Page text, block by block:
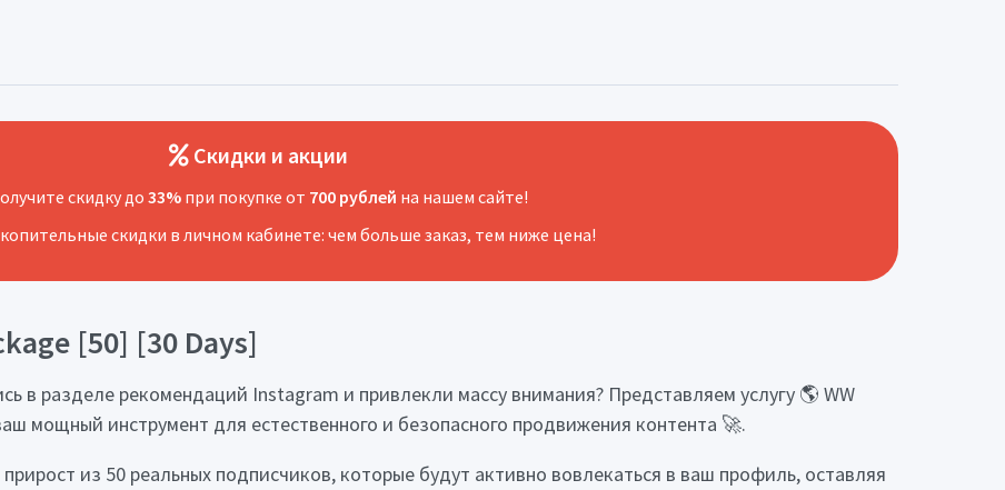
Скидки и акции
скидку до 33% при покупке от 700 рублей на нашем сайте!
скидки в личном кабинете: чем больше заказ, тем ниже цена!
[50] [30 Days]
в разделе рекомендаций Instagram и привлекли массу внимания? Представляем услугу 🌎 WW
мощный инструмент для естественного и безопасного продвижения контента 🚀.
из 50 реальных подписчиков, которые будут активно вовлекаться в ваш профиль, оставляя